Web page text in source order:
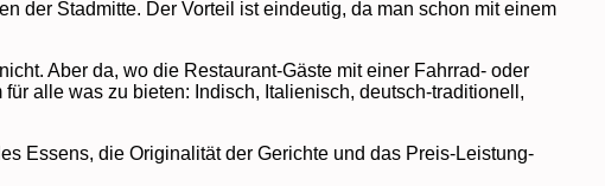
der Stadmitte. Der Vorteil ist eindeutig, da man schon mit einem
Aber da, wo die Restaurant-Gäste mit einer Fahrrad- oder
alle was zu bieten: Indisch, Italienisch, deutsch-traditionell,
Essens, die Originalität der Gerichte und das Preis-Leistung-